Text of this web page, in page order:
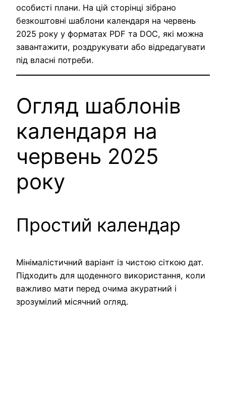
особисті плани. На цій сторінці зібрано
безкоштовні шаблони календаря на червень
2025 року у форматах PDF та DOC, які можна
завантажити, роздрукувати або відредагувати
під власні потреби.
Огляд шаблонів
календаря на
червень 2025
року
Простий календар
Мінімалістичний варіант із чистою сіткою дат.
Підходить для щоденного використання, коли
важливо мати перед очима акуратний і
зрозумілий місячний огляд.